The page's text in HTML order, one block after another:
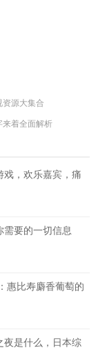
源大集合
着全面解析
戏，欢乐嘉宾，痛
要的一切信息
惠比寿麝香葡萄的
夜是什么，日本综